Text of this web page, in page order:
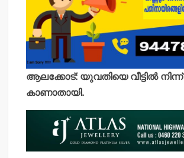
ആലക്കോട്: യുവതിയെ വീട്ടില്‍ നിന്ന്
കാണാതായി.